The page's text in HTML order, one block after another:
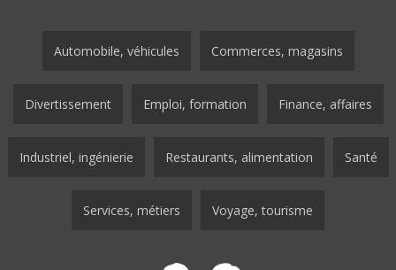
Automobile, véhicules Commerces, magasins
Divertissement Emploi, formation Finance, affaires
Industriel, ingénierie Restaurants, alimentation Santé
Services, métiers Voyage, tourisme